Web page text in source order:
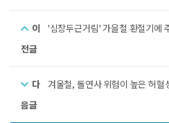
이
전글
'심장두근거림' 가을철 환절기에
다
음글
겨울철, 돌연사 위험이 높은 허혈